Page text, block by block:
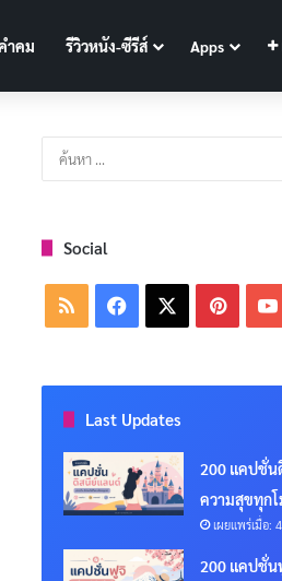
ำคม รีวิวหนัง-ซีรีส์ Apps
Social
RSS Facebook
Last Updates
200 แคปชั่น
ความสุขทุก
เผยแพร่เมื่อ:
200 แคปชั่น